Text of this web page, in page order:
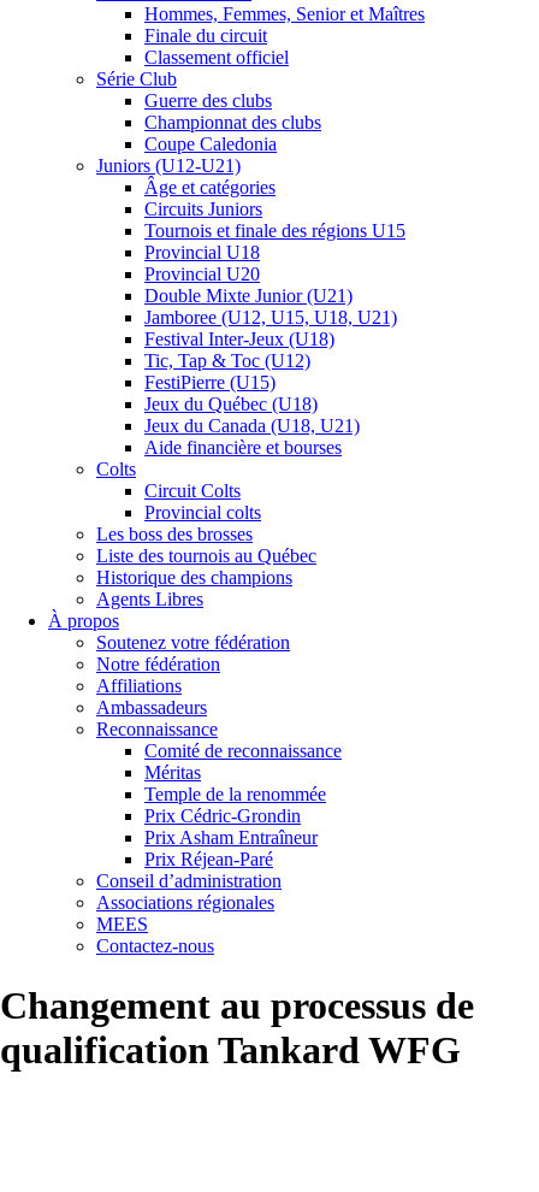
Hommes, Femmes, Senior et Maîtres
Finale du circuit
Classement officiel
Série Club
Guerre des clubs
Championnat des clubs
Coupe Caledonia
Juniors (U12-U21)
Âge et catégories
Circuits Juniors
Tournois et finale des régions U15
Provincial U18
Provincial U20
Double Mixte Junior (U21)
Jamboree (U12, U15, U18, U21)
Festival Inter-Jeux (U18)
Tic, Tap & Toc (U12)
FestiPierre (U15)
Jeux du Québec (U18)
Jeux du Canada (U18, U21)
Aide financière et bourses
Colts
Circuit Colts
Provincial colts
Les boss des brosses
Liste des tournois au Québec
Historique des champions
Agents Libres
À propos
Soutenez votre fédération
Notre fédération
Affiliations
Ambassadeurs
Reconnaissance
Comité de reconnaissance
Méritas
Temple de la renommée
Prix Cédric-Grondin
Prix Asham Entraîneur
Prix Réjean-Paré
Conseil d’administration
Associations régionales
MEES
Contactez-nous
Changement au processus de
qualification Tankard WFG